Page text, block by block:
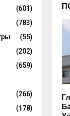
(601)
(783)
(55)
(202)
(659)
(266)
(178)